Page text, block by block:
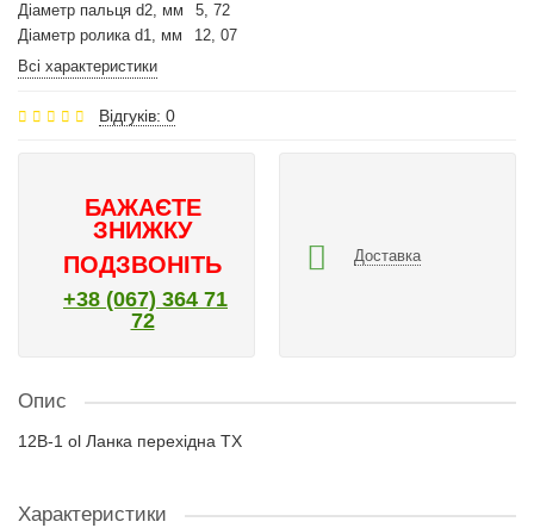
Діаметр пальця d2, мм
5, 72
Діаметр ролика d1, мм
12, 07
Всі характеристики
Відгуків: 0
БАЖАЄТЕ
ЗНИЖКУ
ПОДЗВОНІТЬ
+38 (067) 364 71
72
Доставка
Опис
12B-1 ol Ланка перехідна TX
Характеристики